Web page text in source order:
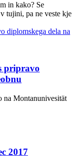
in kako? Se
tujini, pa ne veste kje
pripravo
na Montanunivesität
2017